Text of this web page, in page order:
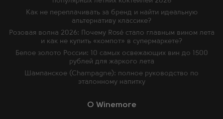
O Winemore
Как не переплачивать за бренд и найти идеальную
альтернативу классике?
Розовая волна 2026: Почему Rosé стало главным вином лета
и как не купить «компот» в супермаркете?
Белое золото России: 10 самых освежающих вин до 1500
рублей для жаркого лета
Шампанское (Champagne): полное руководство по
эталонному напитку